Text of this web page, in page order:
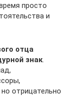
просто
и
отца
знак.
отрицательно